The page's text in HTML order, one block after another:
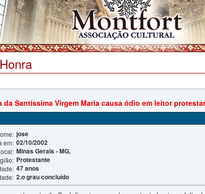
da Santíssima Virgem Maria causa ódio em leitor
jose
em: 02/10/2002
Minas Gerais - MG,
Protestante
47 anos
2.o grau concluído